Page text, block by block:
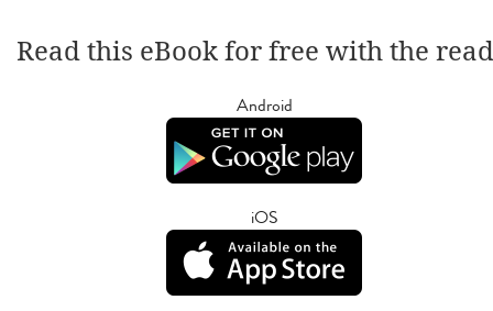
Read this eBook for free with the
Android
iOS